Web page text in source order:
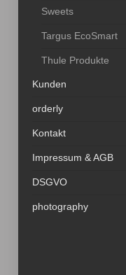
Sweets
Targus EcoSmart
Thule Produkte
Kunden
orderly
Kontakt
Impressum & AGB
DSGVO
photography